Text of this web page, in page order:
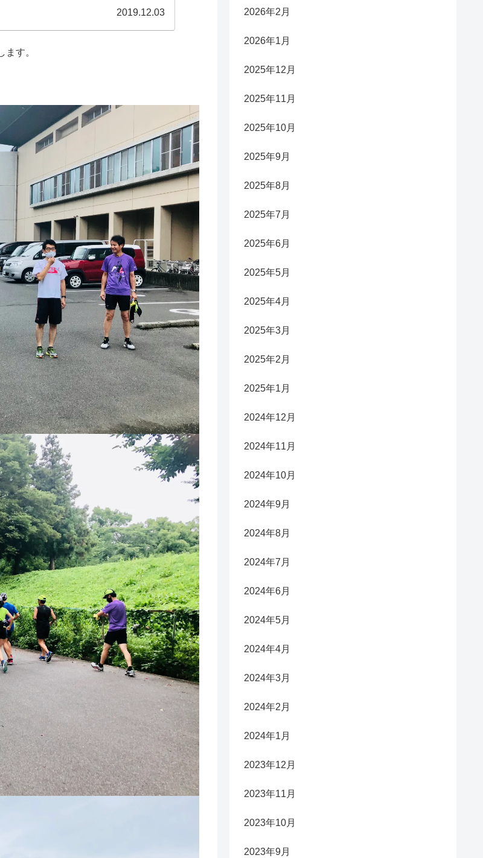
2019.12.03
す。
2026年2月
2026年1月
2025年12月
2025年11月
2025年10月
2025年9月
2025年8月
2025年7月
2025年6月
2025年5月
2025年4月
2025年3月
2025年2月
2025年1月
2024年12月
2024年11月
2024年10月
2024年9月
2024年8月
2024年7月
2024年6月
2024年5月
2024年4月
2024年3月
2024年2月
2024年1月
2023年12月
2023年11月
2023年10月
2023年9月